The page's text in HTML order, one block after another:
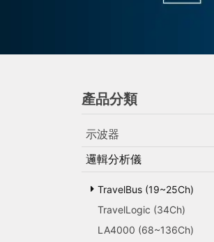
產品分類
示波器
邏輯分析儀
TravelBus (19~25Ch)
TravelLogic (34Ch)
LA4000 (68~136Ch)